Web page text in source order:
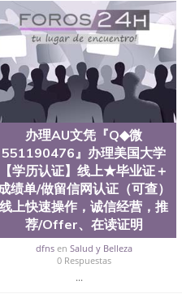
确认到账转制作点做电子图；
做好拍照或者视频确认再付
1、教育部学历学位认证，留
存档可查。 3、留信网真实可
建筑学院、商学院、交流学院
程与科学学院、人文学院、护
十五名，且继续攀升中。纽约
MBA、财务、教育、建筑工程
学、农业、环境污染控制、历
航天工程、土木工程、数学、
物理学、人工智能、商科、
充毕业证成绩单等相关材料；
人一起去留服递交材料； 5、
。 我们对海外大学及学院的毕
钢印LOGO烫金烫银，LOGO
）都有原版本文凭对照。质量
时俱进，及时掌握各大院校的
相关材料）的版本更新信息，
等，并在时间收集到原版实物，
办理AU文凭『Q◆微
551190476』办理美国大学
【学历认证】线上★毕业证＋
绩单/做留信网认证（可查）
线上快速操作，诚信经营，推
荐/Offer、在读证明
dfnsen Salud y Belleza
0 Respuestas
...